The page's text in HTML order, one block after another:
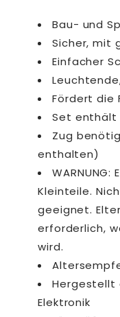
Bau- und
Sicher, mit
Einfacher
Fördert die
Set enthält
Zug
enthalten)
WARNUNG:
Kleinteile.
geeignet.
erforderlich,
wird.
Hergestellt
Elektronik